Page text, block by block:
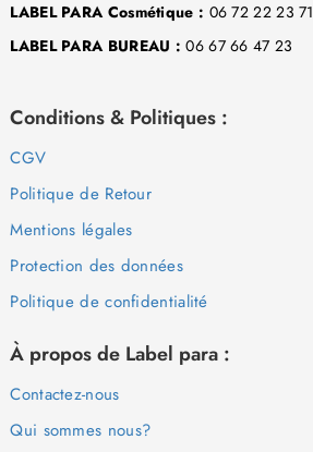
LABEL PARA Cosmétique : 06 72 22 23 71
LABEL PARA BUREAU : 06 67 66 47 23
Conditions & Politiques :
CGV
Politique de Retour
Mentions légales
Protection des données
Politique de confidentialité
À propos de Label para :
Contactez-nous
Qui sommes nous?